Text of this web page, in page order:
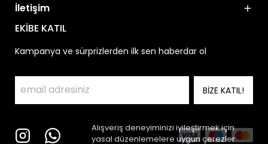
Alışveriş deneyiminizi iyileştirmek için
yasal düzenlemelere uygun çerezler
İletişim
EKİBE KATIL
Kampanya ve sürprizlerden ilk sen haberdar ol
BİZE KATIL!